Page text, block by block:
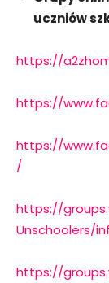
uczniów
https://
https://
https://
/
https://
Unschoolers/
https://